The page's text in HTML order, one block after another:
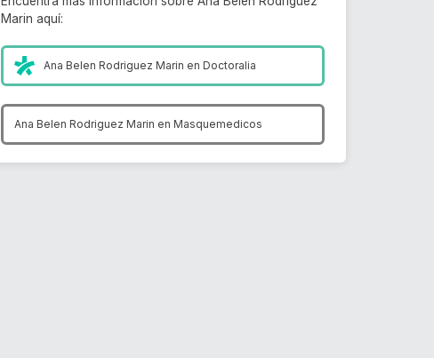
Marin aquí:
Ana Belen Rodriguez Marin enDoctoralia
Ana Belen Rodriguez Marin en Masquemedicos